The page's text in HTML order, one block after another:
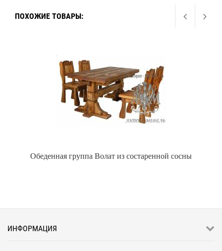
ПОХОЖИЕ ТОВАРЫ:
Обеденная группа Волат из состаренной сосны
ИНФОРМАЦИЯ